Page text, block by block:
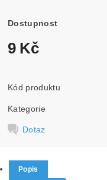
Dostupnost
9 Kč
Kód produktu
Kategorie
Dotaz
Popis